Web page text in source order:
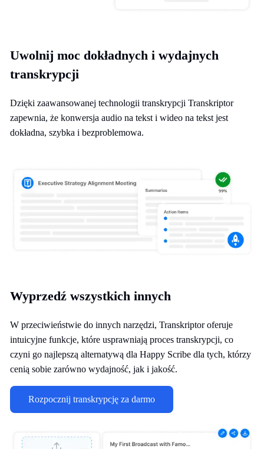
Uwolnij moc dokładnych i wydajnych
transkrypcji
Dzięki zaawansowanej technologii transkrypcji Transkriptor
zapewnia, że konwersja audio na tekst i wideo na tekst jest
dokładna, szybka i bezproblemowa.
Wyprzedź wszystkich innych
W przeciwieństwie do innych narzędzi, Transkriptor oferuje
intuicyjne funkcje, które usprawniają proces transkrypcji, co
czyni go najlepszą alternatywą dla Happy Scribe dla tych, którzy
cenią sobie zarówno wydajność, jak i jakość.
Rozpocznij transkrypcję za darmo